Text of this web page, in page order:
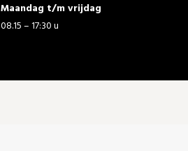
Maandag t/m vrijdag
08.15 – 17:30 u